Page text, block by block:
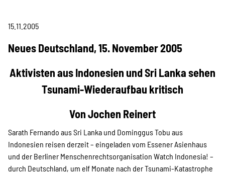
Publikationen
Projekte
Kampagne
15.11.2005
Neues Deutschland, 15. November 2005
Aktivisten aus Indonesien und Sri Lanka sehen
Tsunami-Wiederaufbau kritisch
Von Jochen Reinert
Sarath Fernando aus Sri Lanka und Dominggus Tobu aus
Indonesien reisen derzeit – eingeladen vom Essener Asienhaus
und der Berliner Menschenrechtsorganisation Watch Indonesia! –
durch Deutschland, um elf Monate nach der Tsunami-Katastrophe